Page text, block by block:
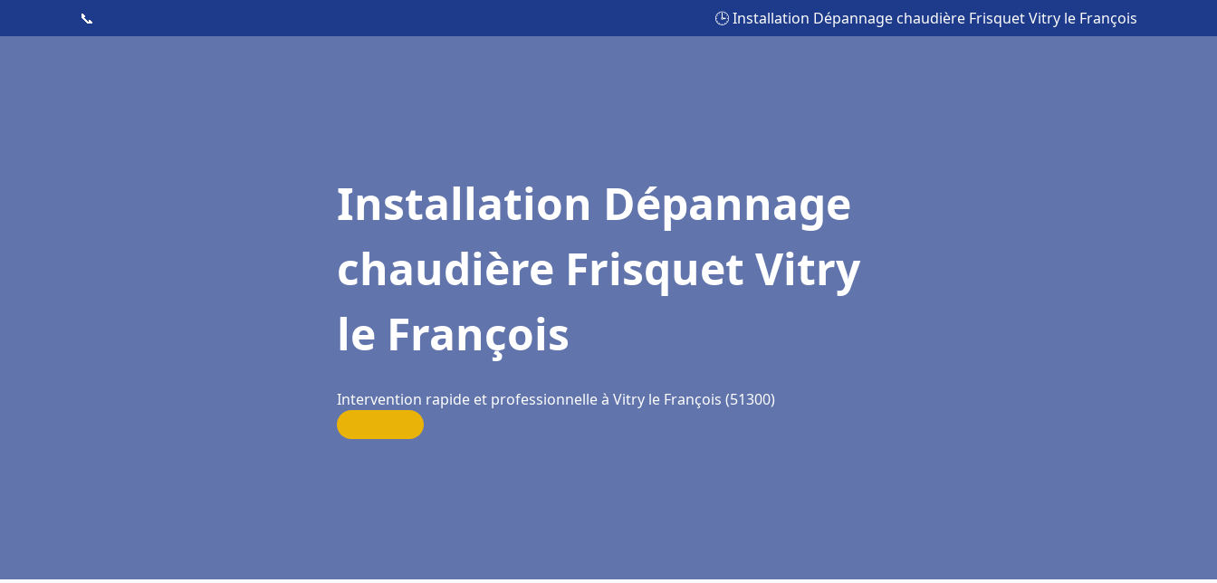
📞 🕒 Installation Dépannage chaudière Frisquet Vitry le François
Installation Dépannage
chaudière Frisquet Vitry
le François
Intervention rapide et professionnelle à Vitry le François (51300)